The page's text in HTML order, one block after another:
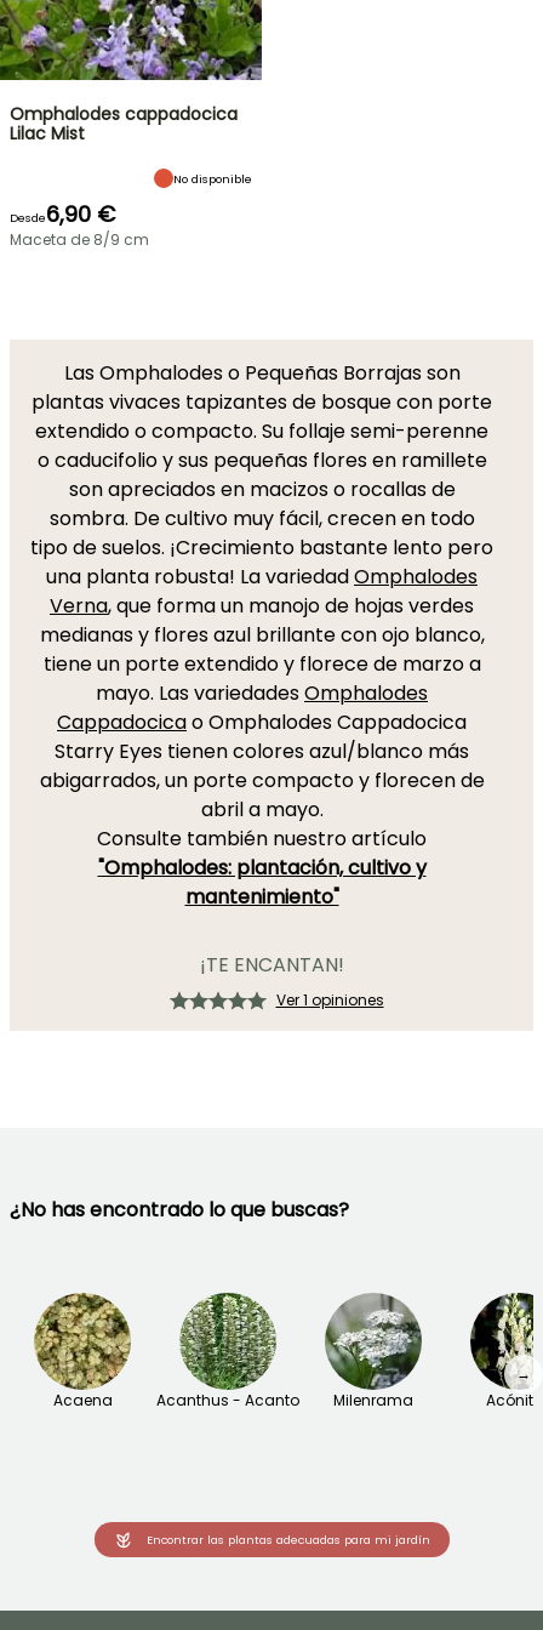
Omphalodes cappadocica
Lilac Mist
No disponible
Desde6,90 €
Maceta de 8/9 cm
Las Omphalodes o Pequeñas Borrajas son
plantas vivaces tapizantes de bosque con porte
extendido o compacto. Su follaje semi-perenne
o caducifolio y sus pequeñas flores en ramillete
son apreciados en macizos o rocallas de
sombra. De cultivo muy fácil, crecen en todo
tipo de suelos. ¡Crecimiento bastante lento pero
una planta robusta! La variedadOmphalodes
Verna, que forma un manojo de hojas verdes
medianas y flores azul brillante con ojo blanco,
tiene un porte extendido y florece de marzo a
mayo. Las variedadesOmphalodes
Cappadocicao Omphalodes Cappadocica
Starry Eyes tienen colores azul/blanco más
abigarrados, un porte compacto y florecen de
abril a mayo.
Consulte también nuestro artículo
"Omphalodes: plantación, cultivo y
mantenimiento"
¡TE ENCANTAN!
Ver 1 opiniones
¿No has encontrado lo que buscas?
Acaena Acanthus - Acanto Milenrama
→
Encontrar las plantas adecuadas para mi jardín